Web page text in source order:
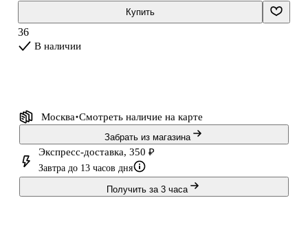
быстро, аккуратно и красиво.Купить
36
В наличии
Москва Смотреть наличие на карте
Забрать из магазина
Экспресс-доставка, 350 ₽
Завтра до 13 часов дня
Получить за 3 часа